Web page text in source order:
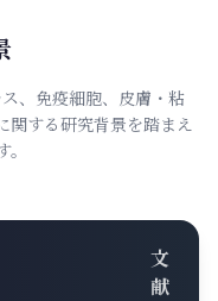
、免疫細胞、皮膚・粘
関する研究背景を踏まえ
文
献